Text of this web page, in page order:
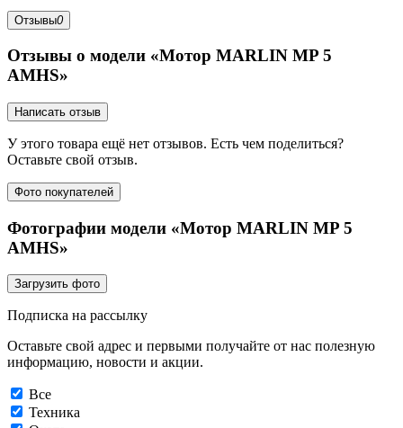
Отзывы0
Отзывы о модели «Мотор MARLIN MP 5
AMHS»
Написать отзыв
У этого товара ещё нет отзывов. Есть чем поделиться?
Оставьте свой отзыв.
Фото покупателей
Фотографии модели «Мотор MARLIN MP 5
AMHS»
Загрузить фото
Подписка на рассылку
Оставьте свой адрес и первыми получайте от нас полезную
информацию, новости и акции.
Все
Техника